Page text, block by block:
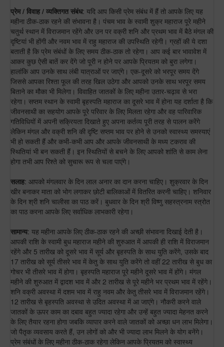
प्रेम / विवाह / व्यक्तिगत संबंध: यदि आप किसी प्रेम संबंध में हैं तो आपके लिए यह
महीना ठीक-ठाक रहने की संभावना है। पंचम भाव के स्वामी शुक्र महाराज पूरे महीने
चतुर्थ स्थान में विराजमान रहेंगे और उन पर वक्री शनि और प्रथम भाव में बैठे मंगल की
दृष्टियां भी होंगी और नवम भाव में राहु महाराज की उपस्थिति रहेगी। ग्रहों की ये दशा
बताती है कि प्रेम संबंधों के लिए समय ठीक-ठाक तो रहेगा। आप कई बार भावावेश में
आकर कुछ ऐसी बातें कर देंगे जो पूरी न होने पर आपके प्रियतम को बुरा लगेगा।
हालांकि आप उनके साथ लंबी यात्राओं पर जाएंगे। एक-दूसरे को भरपूर समय देंगे
जिससे आपका रिश्ता फूल की तरह खिल उठेगा और आपको उनके साथ भरपूर समय
बिताने का मौका भी मिलेगा। विवाहित जातकों के लिए महीना उतार-चढ़ाव से भरा
रहेगा। सप्तम स्थान के स्वामी बृहस्पति महाराज का दूसरे भाव में होना यह दर्शाता है कि
जीवनसाथी का सहयोग आपके पूरे परिवार के लिए मिलता रहेगा और वह पारिवारिक
गतिविधियों में अपनी सक्रियता दिखाते हुए अपना कर्तव्य पूरी तरह से पालन करेंगे
लेकिन मंगल और वक्री शनि की दृष्टि सप्तम भाव पर होने से उनको स्वास्थ्य समस्याएं
भी हो सकती हैं और कभी-कभी आप और आपके जीवनसाथी के मध्य टकराव की
स्थितियां भी बन सकती हैं। इन स्थितियों से बचने के लिए आपको शांति से काम लेना
होगा तभी आप रिश्ते को सुचारू रूप से चला पाएंगे।
सलाह: आपको मंगलवार के दिन लाल अनार का दान करना चाहिए। शुक्रवार के दिन
खीर बनाकर माता को भोग लगाकर छोटी बालिकाओं में वितरित करनी चाहिए। शनिवार
के दिन श्री शनि चालीसा का पाठ करें। बुधवार के दिन श्री विष्णु सहस्त्रनाम स्त्रोत
का पाठ करना आपके लिए सर्वाधिक लाभकारी रहेगा।
सामान्य: यह महीना आपके लिए ठीक-ठाक रहने की अच्छी संभावना दिखाई देती है।
आपकी राशि के स्वामी बुध महाराज महीने की शुरुआत में आपकी ही राशि में विराजमान
रहेंगे और 5 तारीख को दूसरे भाव में सूर्य और बृहस्पति के साथ युति करेंगे, उसके बाद
17 तारीख को सूर्य तीसरे भाव में केतु के साथ युति करेंगे तो वहीं 22 तारीख से बुध का
गोचर भी तीसरे भाव में होगा। बृहस्पति महाराज पूरे महीने दूसरे भाव में होंगे। मंगल
महीने की शुरुआत में द्वादश भाव में और 2 तारीख से पूरे महीने भर प्रथम भाव में रहेंगे।
शनि वक्री अवस्था में दशम भाव में राहु नवम और केतु तीसरे भाव में विराजमान रहेंगे।
12 तारीख से बृहस्पति अवस्था से उदित अवस्था में आ जाएंगे। नौकरी करने वाले
जातकों के ऊपर काम का दबाव बहुत ज्यादा रहेगा और उन्हें बहुत ज्यादा मेहनत करने
के लिए तैयार रहना होगा जबकि व्यापार करने वाले जातकों को अच्छा धन लाभ मिलेगा।
जो पैतृक व्यवसाय करते हैं, उन लोगों को और भी ज्यादा लाभ मिलने के योग बनेंगे।
प्रेम संबंधों के लिए महीना ठीक-ठाक रहेगा लेकिन आपके प्रियतम को स्वास्थ्य